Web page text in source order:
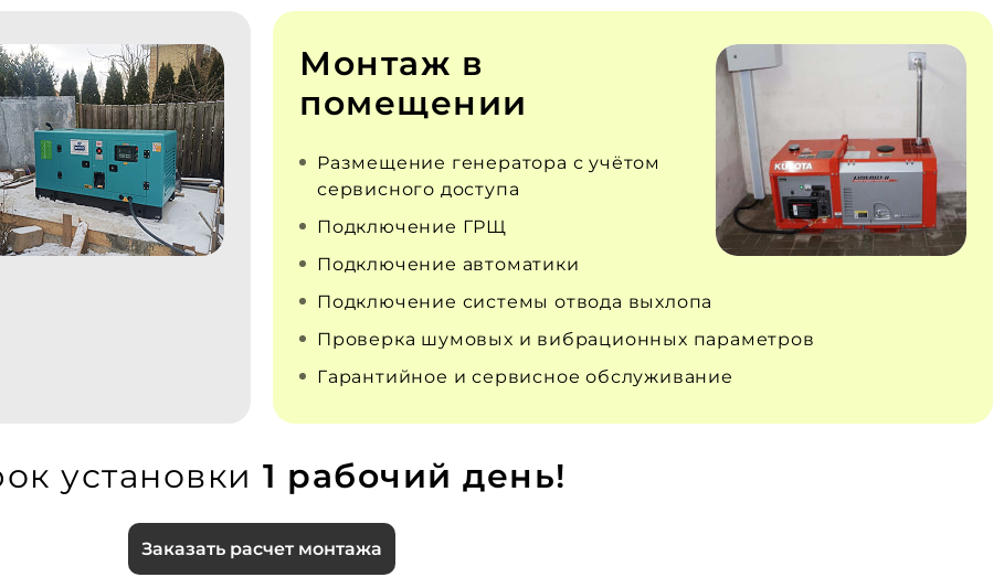
Монтаж в
помещении
Размещение генератора с учётом
сервисного доступа
Подключение ГРЩ
Подключение автоматики
Подключение системы отвода выхлопа
Проверка шумовых и вибрационных параметров
Гарантийное и сервисное обслуживание
установки 1 рабочий день!
Заказать расчет монтажа